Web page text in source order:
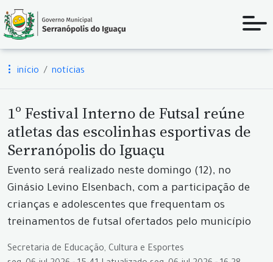
início notícias
1º Festival Interno de Futsal reúne
atletas das escolinhas esportivas de
Serranópolis do Iguaçu
Evento será realizado neste domingo (12), no
Ginásio Levino Elsenbach, com a participação de
crianças e adolescentes que frequentam os
treinamentos de futsal ofertados pelo município
Secretaria de Educação, Cultura e Esportes